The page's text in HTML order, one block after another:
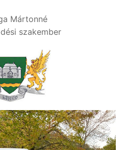
Mártonné
szakember